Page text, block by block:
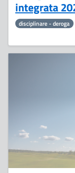
integrata
disciplinare - deroga